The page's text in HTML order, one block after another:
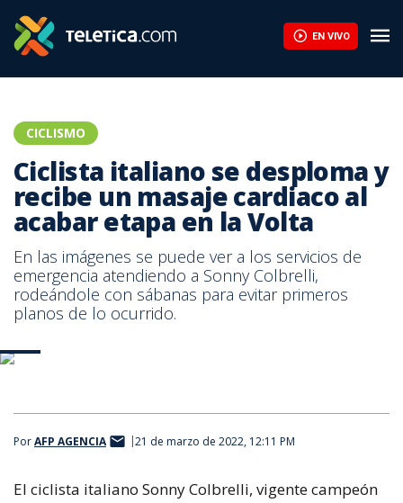
EN VIVO
CICLISMO
Ciclista italiano se desploma y
recibe un masaje cardiaco al
acabar etapa en la Volta
En las imágenes se puede ver a los servicios de
emergencia atendiendo a Sonny Colbrelli,
rodeándole con sábanas para evitar primeros
planos de lo ocurrido.
PorAFP AGENCIA 21 de marzo de 2022, 12:11 PM
El ciclista italiano Sonny Colbrelli, vigente campeón